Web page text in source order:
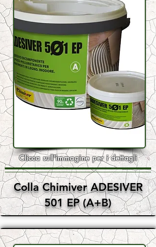
Clicca sull'immagine per i dettagli
Colla Chimiver ADESIVER
501 EP (A+B)